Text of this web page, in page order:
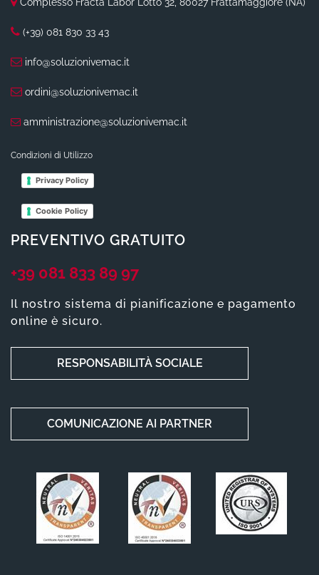
Complesso Fracta Labor Lotto 32, 80027 Frattamaggiore (NA)
(+39) 081 830 33 43
info@soluzionivemac.it
ordini@soluzionivemac.it
amministrazione@soluzionivemac.it
Condizioni di Utilizzo
Privacy Policy
Cookie Policy
PREVENTIVO GRATUITO
+39 081 833 89 97
Il nostro sistema di pianificazione e pagamento
online è sicuro.
RESPONSABILITÀ SOCIALE
COMUNICAZIONE AI PARTNER